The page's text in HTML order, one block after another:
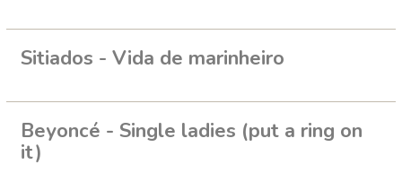
Sitiados - Vida de marinheiro
Beyoncé - Single ladies (put a ring on
it)